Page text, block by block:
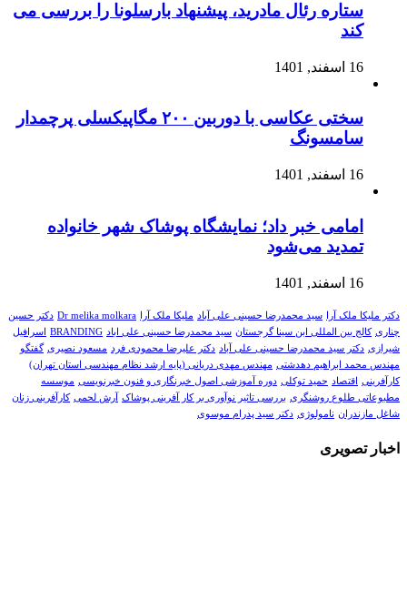
ستاره رئال مادرید، پیشنهاد بارسلونا را بررسی می
کند
16 اسفند, 1401
سختی عکاسی با دوربین ۲۰۰ مگاپیکسلی پرچمدار
سامسونگ
16 اسفند, 1401
امامی خبر داد؛ نمایشگاه پوشاک شهر خانواده
تمدید می‌شود
16 اسفند, 1401
دکتر ملیکا ملک آرا سید محمدرضا حسینی علی آباد ملیکا ملک آرا Dr melika molkara دکتر حسین
چناری کالج بین المللی ابن سینا گرجستان سید محمدرضا حسینی علی اباد BRANDING
اسرافیل
شیرازی دکتر سید محمدرضا حسینی علی آباد دکتر علیرضا محمودی فرد مسعود نصیری گفتگو
مهندس محمد ابراهیم دهدشتی مهندس مهدی دریانی (پایه ارشد نظام مهندسی استان تهران)
کارآفرینی
اقتصاد حمید توکلی دوره آموزشی اصول خبرنگاری و فنون خبرنویسی موسسه
مطبوعاتی طلوع روشنگری بررسی تاثیر نوآوری بر کار آفرینی پوشاک آرش لحمی کارآفرینی زنان
شاغل مازندران نامولوژی دکتر سید پدرام موسوی
اخبار تصویری